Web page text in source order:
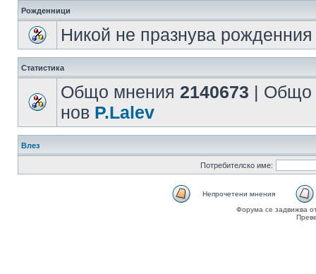
Рожденници
Никой не празнува
Статистика
Общо мнения 2140673 | Общо
нов P.Lalev
Влез
Потребителско име:
Непрочетени мнения
Форума се задвижва